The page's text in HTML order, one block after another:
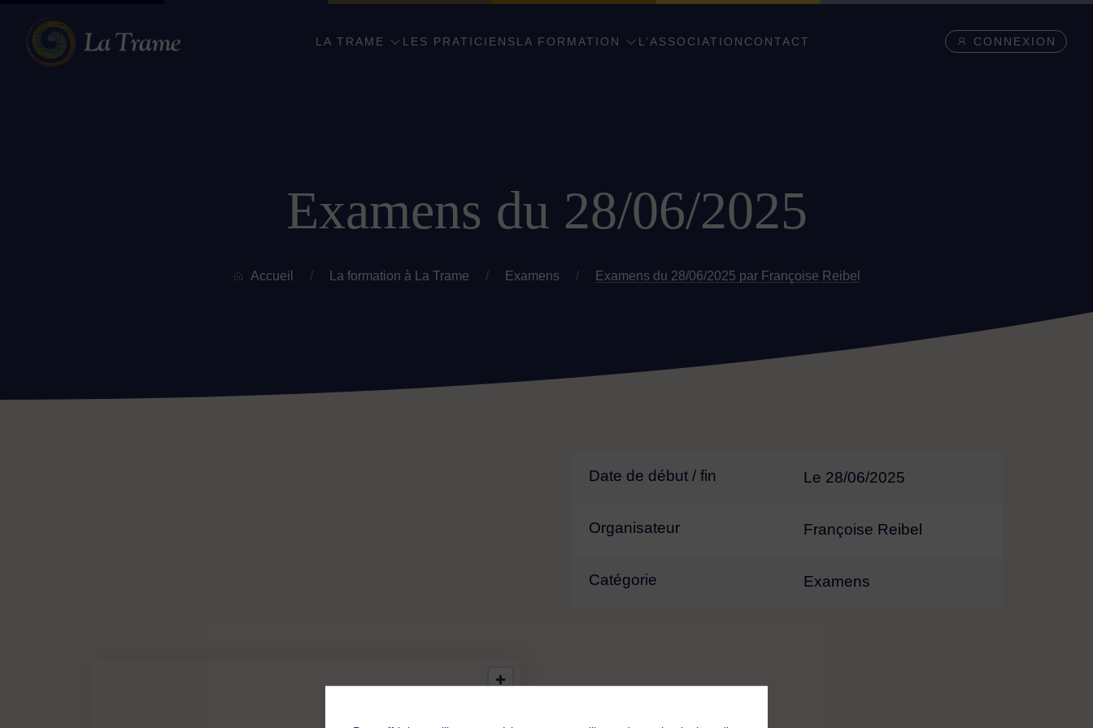
LA TRAME LES PRATICIENSLA FORMATION L’ASSOCIATION CONTACT CONNEXION
Examens du 28/06/2025
Accueil / La formation à La Trame / Examens / Examens du 28/06/2025 par Françoise Reibel
Date de début / fin Le 28/06/2025
Organisateur Françoise Reibel
Catégorie Examens